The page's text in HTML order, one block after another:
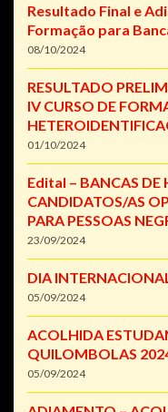
Resultado Final e
Formação para
08/10/2024
RESULTADO
IV CURSO DE
01/10/2024
Edital – BANCAS DE
CANDIDATOS/AS
PARA PESSOAS
23/09/2024
DIA
05/09/2024
ACOLHIDA
QUILOMBOLAS
05/09/2024